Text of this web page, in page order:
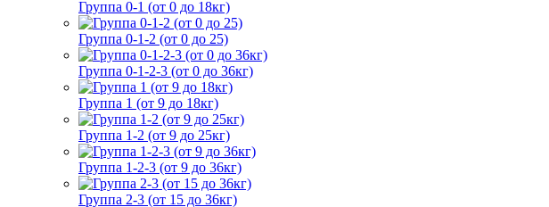
Группа 0-1 (от 0 до 18кг)
Группа 0-1-2 (от 0 до 25)
Группа 0-1-2-3 (от 0 до 36кг)
Группа 1 (от 9 до 18кг)
Группа 1-2 (от 9 до 25кг)
Группа 1-2-3 (от 9 до 36кг)
Группа 2-3 (от 15 до 36кг)